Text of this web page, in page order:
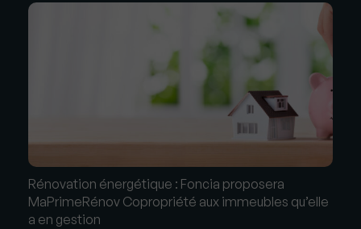
Rénovation énergétique : Foncia proposera
MaPrimeRénov Copropriété aux immeubles qu’elle
a en gestion